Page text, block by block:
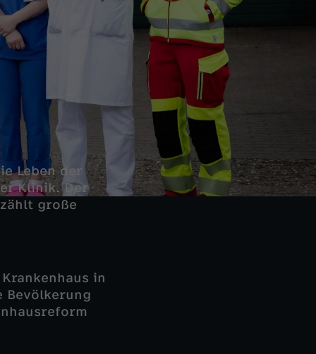
Leben der
Klinik. Der
große
in
Bevölkerung